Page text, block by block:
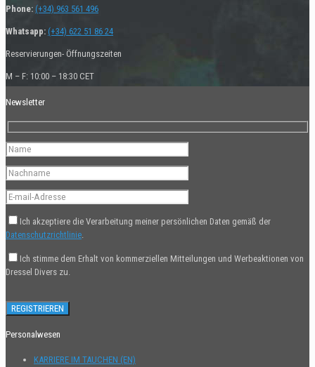
Phone: (+34) 963 561 496
Whatsapp: (+34) 622 51 86 24
Reservierungen- Öffnungszeiten
M – F: 10:00 – 18:30 CET
Newsletter
Ich akzeptiere die Verarbeitung meiner persönlichen Daten gemäß der
Datenschutzrichtlinie
Ich stimme dem Erhalt von kommerziellen Mitteilungen und Werbeaktionen von
Dressel Divers zu.
Personalwesen
KARRIERE IM TAUCHEN (EN)